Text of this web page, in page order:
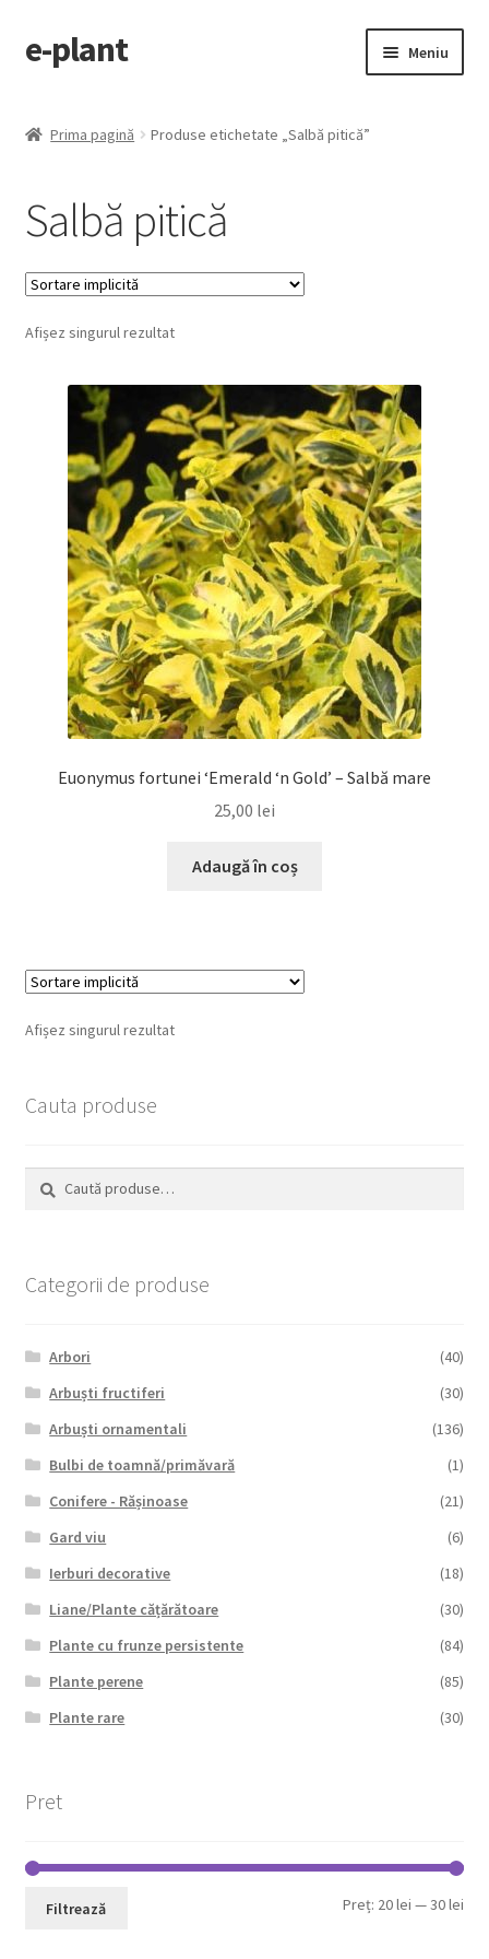
Sari
la
Sari
la
e-plant Meniu
Contact
Checkout
Prima pagină Produse etichetate „Salbă pitică”
Salbă pitică
Afișez singurul rezultat
Euonymus fortunei ‘Emerald ‘n Gold’ – Salbă mare
25,00 lei
Adaugă în coș
Afișez singurul rezultat
Cauta produse
Caută
după:
Caută
Categorii de produse
Arbori
(40)
Arbuști fructiferi
(30)
Arbuști ornamentali
(136)
Bulbi de toamnă/primăvară
(1)
Conifere - Rășinoase
(21)
Gard viu
(6)
Ierburi decorative
(18)
Liane/Plante cățărătoare
(30)
Plante cu frunze persistente
(84)
Plante perene
(85)
Plante rare
(30)
Pret
Filtrează Preț: 20 lei —30 lei